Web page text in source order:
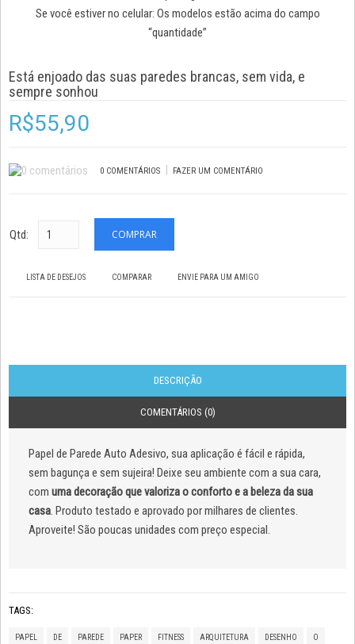
Se você estiver no celular: Os modelos estão acima do campo
“quantidade”
Está enjoado das suas paredes brancas, sem vida, e
sempre sonhou
R$55,90
0 COMENTÁRIOS | FAZER UM COMENTÁRIO
Qtd:
LISTA DE DESEJOS COMPARAR ENVIE PARA UM AMIGO
DESCRIÇÃO
COMENTÁRIOS (0)
Papel de Parede Auto Adesivo, sua aplicação é fácil e rápida,
sem bagunça e sem sujeira! Deixe seu ambiente com a sua cara,
com uma decoração que valoriza o conforto e a beleza da sua
casa. Produto testado e aprovado por milhares de clientes.
Aproveite! São poucas unidades com preço especial.
TAGS:
PAPEL DE PAREDE PAPER FITNESS ARQUITETURA DESENHO O